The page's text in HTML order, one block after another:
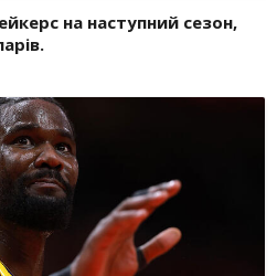
на наступний сезон,